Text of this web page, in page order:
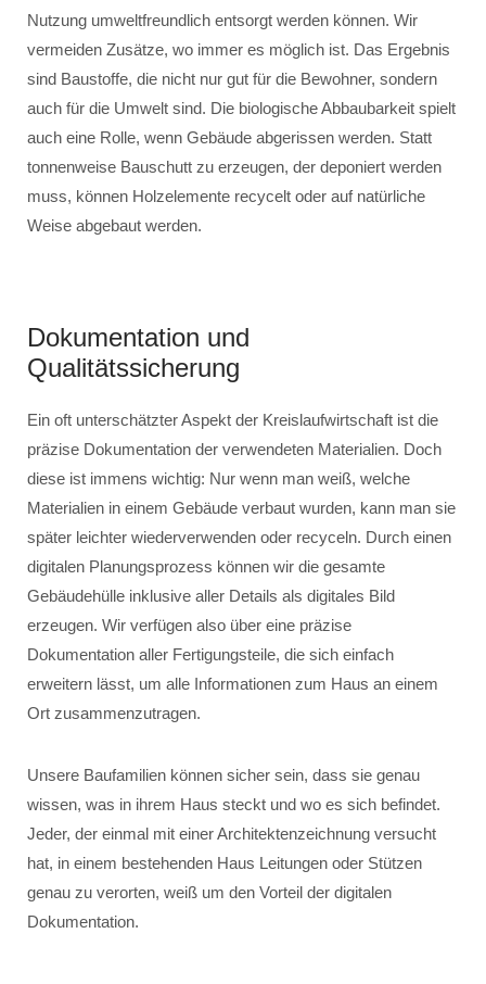
Nutzung umweltfreundlich entsorgt werden können. Wir
vermeiden Zusätze, wo immer es möglich ist. Das Ergebnis
sind Baustoffe, die nicht nur gut für die Bewohner, sondern
auch für die Umwelt sind. Die biologische Abbaubarkeit spielt
auch eine Rolle, wenn Gebäude abgerissen werden. Statt
tonnenweise Bauschutt zu erzeugen, der deponiert werden
muss, können Holzelemente recycelt oder auf natürliche
Weise abgebaut werden.
Dokumentation und
Qualitätssicherung
Ein oft unterschätzter Aspekt der Kreislaufwirtschaft ist die
präzise Dokumentation der verwendeten Materialien. Doch
diese ist immens wichtig: Nur wenn man weiß, welche
Materialien in einem Gebäude verbaut wurden, kann man sie
später leichter wiederverwenden oder recyceln. Durch einen
digitalen Planungsprozess können wir die gesamte
Gebäudehülle inklusive aller Details als digitales Bild
erzeugen. Wir verfügen also über eine präzise
Dokumentation aller Fertigungsteile, die sich einfach
erweitern lässt, um alle Informationen zum Haus an einem
Ort zusammenzutragen.
Unsere Baufamilien können sicher sein, dass sie genau
wissen, was in ihrem Haus steckt und wo es sich befindet.
Jeder, der einmal mit einer Architektenzeichnung versucht
hat, in einem bestehenden Haus Leitungen oder Stützen
genau zu verorten, weiß um den Vorteil der digitalen
Dokumentation.